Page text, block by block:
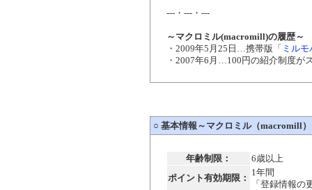
---・---・---
～マクロミル(macromill)の履歴～
・2009年5月25日…携帯版「 ミルモ
・2007年6月…100円の紹介制度が
○ 基本情報～マクロミル（macromill）
年齢制限：
6歳以上
ポイント有効期限：
1年間
「登録情報